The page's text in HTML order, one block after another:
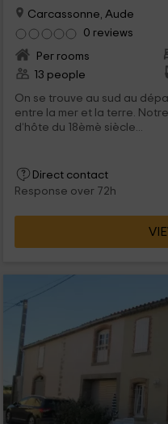
Carcassonne, Aude
0 reviews
Per rooms
13 people
On se trouve au sud au
entre la mer et la terre.
d’hôte du 18èmè siècle...
Direct contact
Response over 72h